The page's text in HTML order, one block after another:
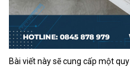
Bài viết này sẽ cung cấp một